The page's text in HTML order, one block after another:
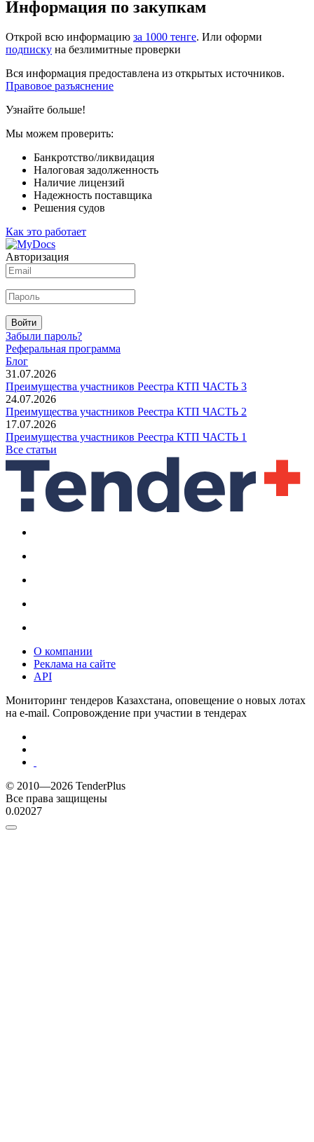
Информация по закупкам
Открой всю информацию за 1000 тенге. Или оформи
подписку на безлимитные проверки
Вся информация предоставлена из открытых источников.
Правовое разъяснение
Узнайте больше!
Мы можем проверить:
Банкротство/ликвидация
Налоговая задолженность
Наличие лицензий
Надежность поставщика
Решения судов
Как это работает
Авторизация
Войти
Забыли пароль?
Реферальная программа
Блог
31.07.2026
Преимущества участников Реестра КТП ЧАСТЬ 3
24.07.2026
Преимущества участников Реестра КТП ЧАСТЬ 2
17.07.2026
Преимущества участников Реестра КТП ЧАСТЬ 1
Все статьи
О компании
Реклама на сайте
API
Мониторинг тендеров Казахстана, оповещение о новых лотах
на e-mail. Сопровождение при участии в тендерах
© 2010—2026 TenderPlus
Все права защищены
0.02027